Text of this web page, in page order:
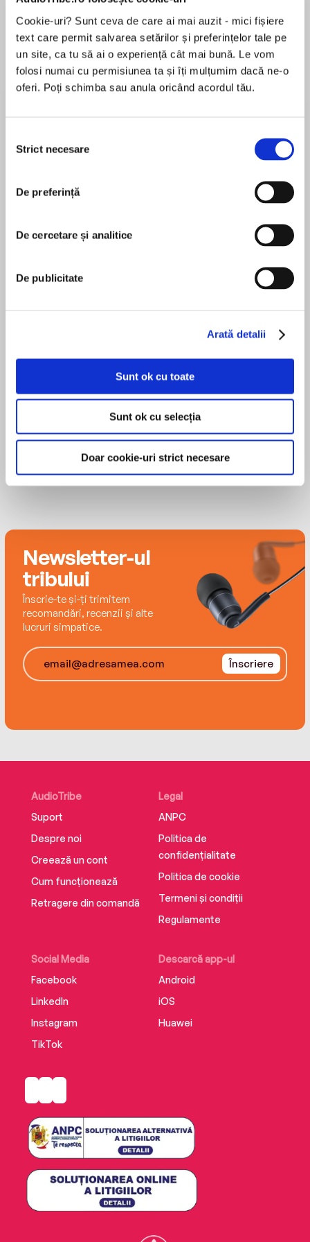
Cookie-uri? Sunt ceva de care ai mai auzit - mici fișiere
text care permit salvarea setărilor și preferințelor tale pe
un site, ca tu să ai o experiență cât mai bună. Le vom
folosi numai cu permisiunea ta și îți mulțumim dacă ne-o
oferi. Poți schimba sau anula oricând acordul tău.
consimțământului
Strict necesare
De preferință
De cercetare și analitice
De publicitate
Arată detalii
Sunt ok cu toate
Sunt ok cu selecția
Doar cookie-uri strict necesare
Desprecarte
Everyone has one. An ex you still think about.
George last saw each other. But something
school reunion.
although their relationship ended badly, they
But once someone gets you back, sometimes
În acest moment nu există recenzii
pentru această carte
Thomas Judd
Newsletter-ul
tribului
Înscrie-te și-ți trimitem
recomandări, recenzii și alte
lucruri simpatice.
Înscriere
AudioTribe
Suport
Despre noi
Creează un cont
Cum funcționează
Retragere din comandă
Social Media
Facebook
LinkedIn
Instagram
TikTok
Descarcă app-ul
Android
iOS
Huawei
Legal
ANPC
Politica de
confidențialitate
Politica de cookie
Termeni și condiții
Regulamente